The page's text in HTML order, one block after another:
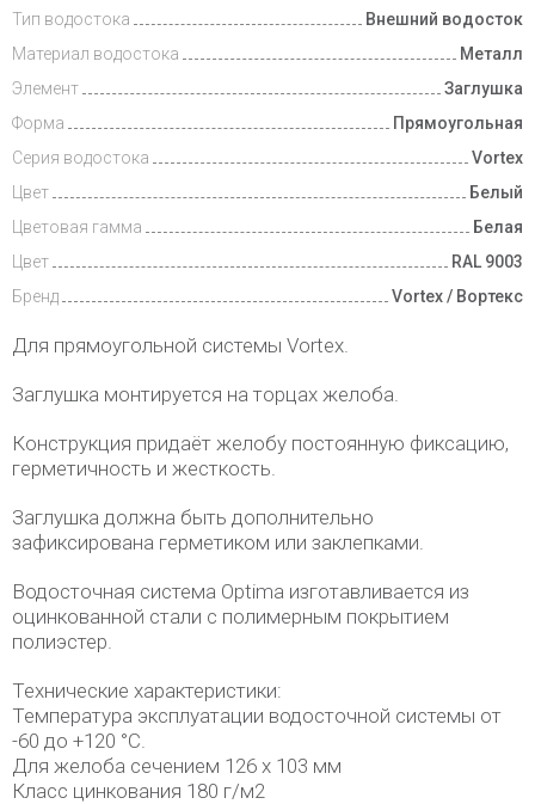
Доставка
и оплата
Тип водостока
Внешний водосток
Материал водостока
Металл
Элемент
Заглушка
Форма
Прямоугольная
Серия водостока
Vortex
Цвет
Белый
Цветовая гамма
Белая
Цвет
RAL 9003
Бренд
Vortex / Вортекс
Для прямоугольной системы Vortex.
Заглушка монтируется на торцах желоба.
Конструкция придаёт желобу постоянную фиксацию,
герметичность и жесткость.
Заглушка должна быть дополнительно
зафиксирована герметиком или заклепками.
Водосточная система Optima изготавливается из
оцинкованной стали с полимерным покрытием
полиэстер.
Технические характеристики:
Температура эксплуатации водосточной системы от
-60 до +120 °C.
Для желоба сечением 126 х 103 мм
Класс цинкования 180 г/м2